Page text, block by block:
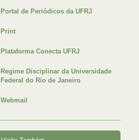
Portal de Periódicos da UFRJ
Print
Plataforma Conecta UFRJ
Regime Disciplinar da Universidade
Federal do Rio de Janeiro
Webmail